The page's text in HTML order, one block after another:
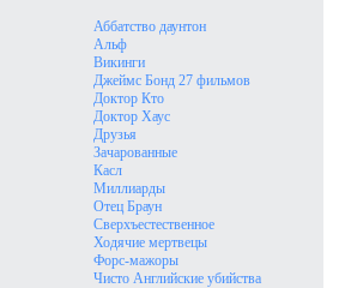
Аббатство даунтон
Альф
Викинги
Джеймс Бонд 27 фильмов
Доктор Кто
Доктор Хаус
Друзья
Зачарованные
Касл
Миллиарды
Отец Браун
Сверхъестественное
Ходячие мертвецы
Форс-мажоры
Чисто Английские убийства